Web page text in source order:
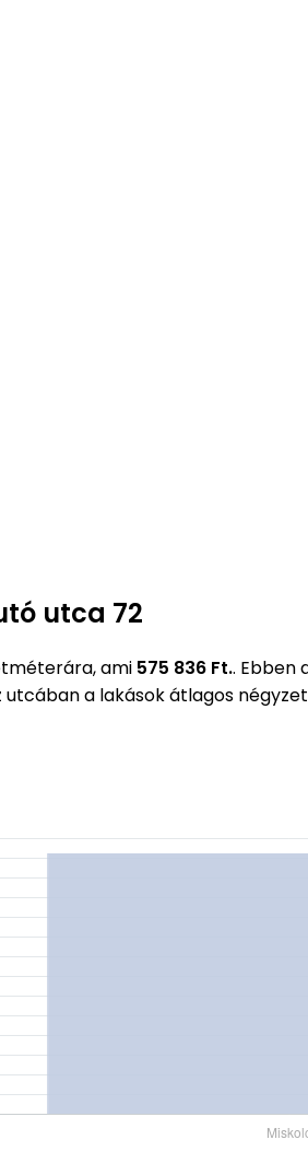
utca 72
ami 575 836 Ft.. Ebben
utcában a lakások átlagos